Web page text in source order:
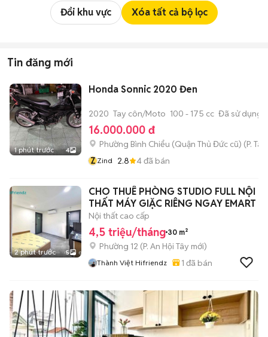
Đổi khu vực Xóa tất cả bộ lọc
Tin đăng mới
1 phút trước 4
Honda Sonnic 2020 Đen
2020 Tay côn/Moto 100 - 175 cc Đã sử dụng
16.000.000 đ
Phường Bình Chiểu (Quận Thủ Đức cũ) (P.
ZZind 2.8 4đã bán
2 phút trước 5
CHO THUÊ PHÒNG STUDIO FULL NỘI
THẤT MÁY GIẶC RIÊNG NGAY EMART
Nội thất cao cấp
4,5 triệu/tháng 30 m²
Phường 12 (P. An Hội Tây mới)
Thành Việt Hifriendz 1 đã bán